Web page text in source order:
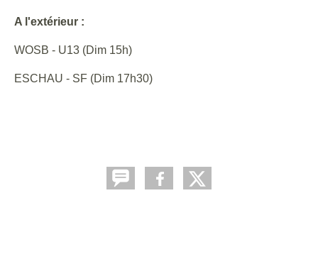
A l'extérieur :
WOSB - U13 (Dim 15h)
ESCHAU - SF (Dim 17h30)